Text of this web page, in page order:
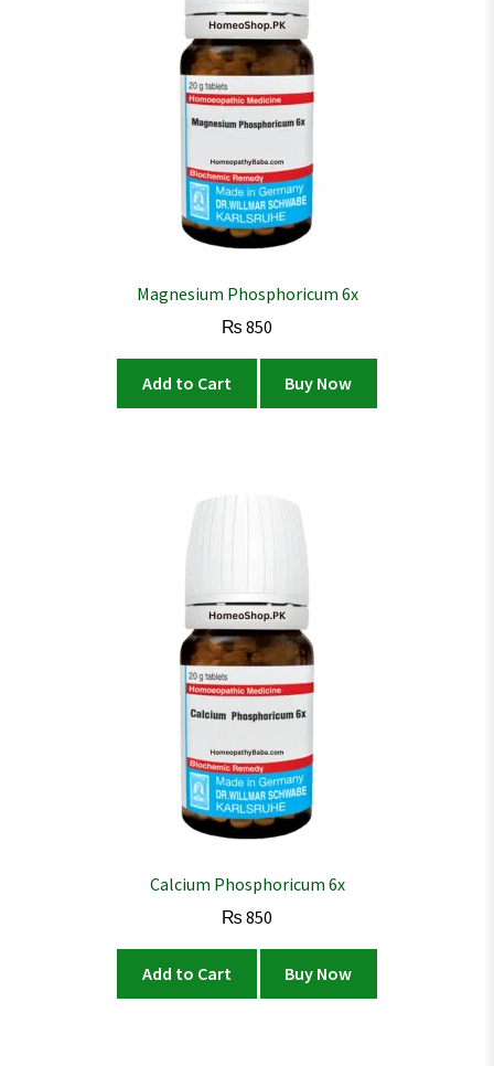
Magnesium Phosphoricum 6x
₨ 850
Add to Cart Buy Now
Calcium Phosphoricum 6x
₨ 850
Add to Cart Buy Now